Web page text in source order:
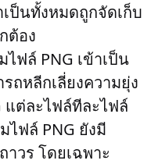
ป็นทั้งหมดถูกจัดเก็บ
ต้อง
ไฟล์ PNG เข้าเป็น
ถหลีกเลี่ยงความยุ่ง
แต่ละไฟล์ทีละไฟล์
ไฟล์ PNG ยังมี
วร โดยเฉพาะ